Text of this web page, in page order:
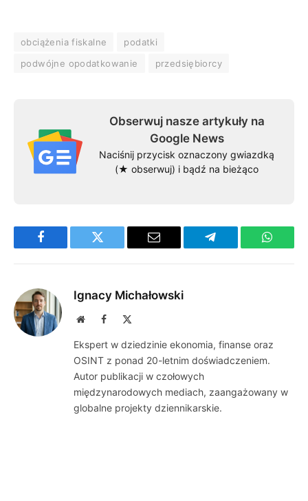
obciążenia fiskalne
podatki
podwójne opodatkowanie
przedsiębiorcy
Obserwuj nasze artykuły na
Google News
Naciśnij przycisk oznaczony gwiazdką
(★ obserwuj) i bądź na bieżąco
Facebook Twitter Email Telegram
Ignacy Michałowski
WebsiteFacebook
Ekspert w dziedzinie ekonomia, finanse oraz
OSINT z ponad 20-letnim doświadczeniem.
Autor publikacji w czołowych
międzynarodowych mediach, zaangażowany w
globalne projekty dziennikarskie.